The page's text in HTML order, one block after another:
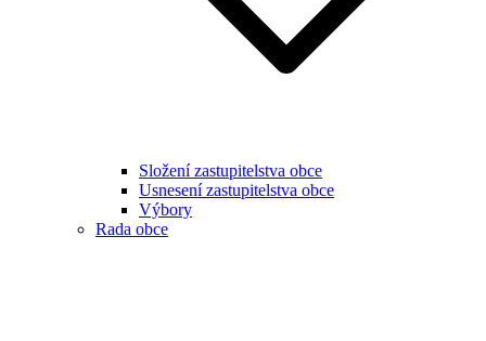
Složení zastupitelstva obce
Usnesení zastupitelstva obce
Výbory
Rada obce